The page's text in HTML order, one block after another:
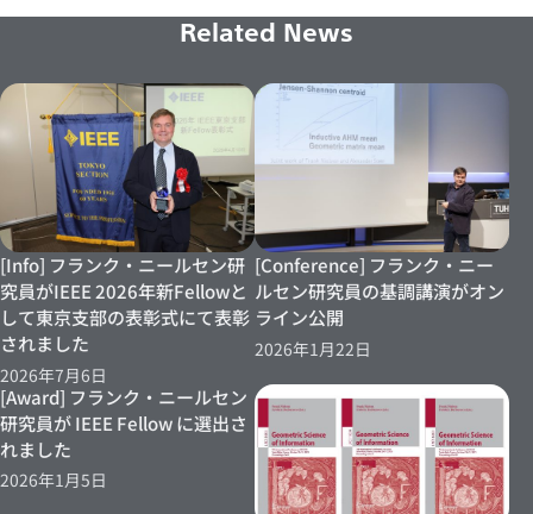
Related News
[Info] フランク・ニールセン研
究員がIEEE 2026年新Fellowと
して東京支部の表彰式にて表彰
されました
2026年7月6日
[Conference] フランク・ニー
ルセン研究員の基調講演がオン
ライン公開
2026年1月22日
[Award] フランク・ニールセン
研究員が IEEE Fellow に選出さ
れました
2026年1月5日